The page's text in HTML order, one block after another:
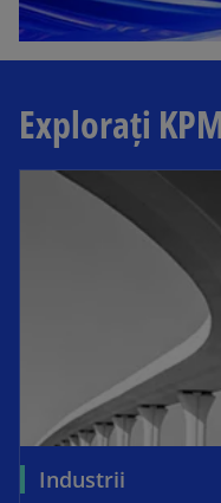
Explorați
Industrii